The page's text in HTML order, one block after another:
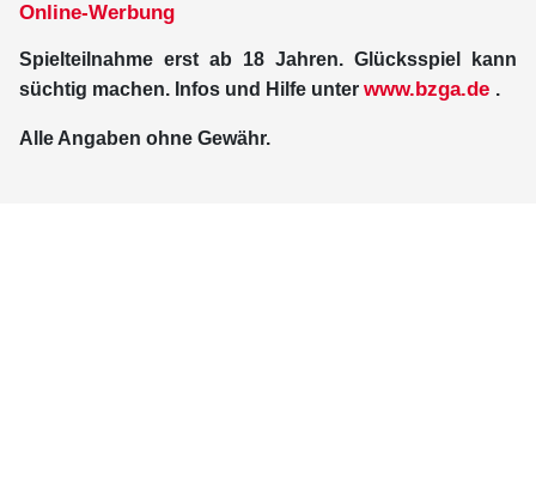
Online-Werbung
Spielteilnahme erst ab 18 Jahren. Glücksspiel kann
süchtig machen. Infos und Hilfe unter www.bzga.de .
Alle Angaben ohne Gewähr.